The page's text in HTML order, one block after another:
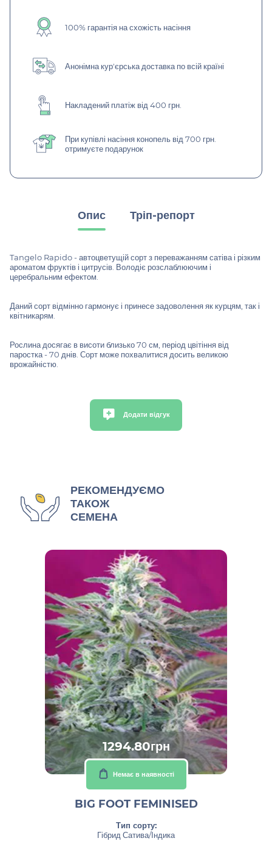
100% гарантія на схожість насіння
Анонімна кур'єрська доставка по всій країні
Накладений платіж від 400 грн.
При купівлі насіння конопель від 700 грн.
отримуєте подарунок
Опис Тріп-репорт
Tangelo Rapido - автоцветущій сорт з переважанням сатіва і різким
ароматом фруктів і цитрусів. Володіє розслаблюючим і
церебральним ефектом.
Даний сорт відмінно гармонує і принесе задоволення як курцям, так і
квітникарям.
Рослина досягає в висоти близько 70 см, період цвітіння від
паростка - 70 днів. Сорт може похвалитися досить великою
врожайністю.
Додати відгук
РЕКОМЕНДУЄМО
ТАКОЖ
СЕМЕНА
1294.80грн
Немає в наявності
BIG FOOT FEMINISED
Тип сорту:
Гібрид Сатива/Індика